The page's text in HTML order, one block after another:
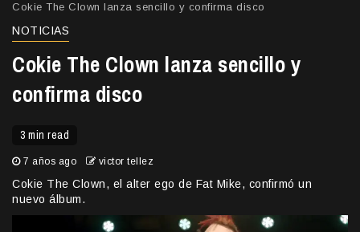
Cokie The Clown lanza sencillo y confirma disco
NOTICIAS
Cokie The Clown lanza sencillo y
confirma disco
3 min read
7 años ago victor tellez
Cokie The Clown, el alter ego de Fat Mike, confirmó un
nuevo álbum.